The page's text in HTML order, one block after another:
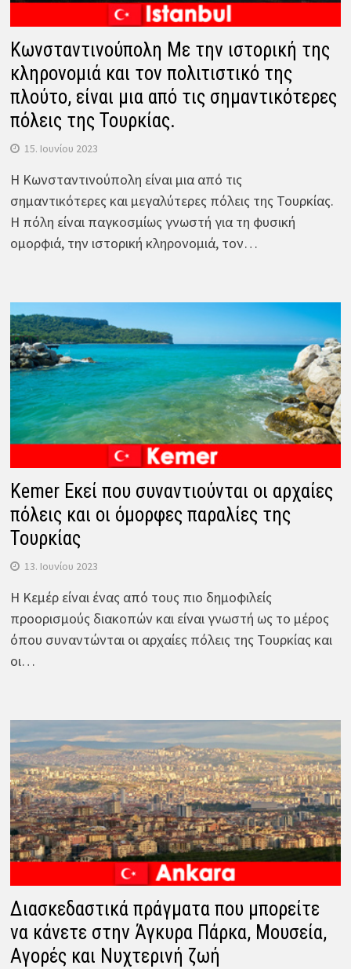
Κωνσταντινούπολη Με την ιστορική της
κληρονομιά και τον πολιτιστικό της
πλούτο, είναι μια από τις σημαντικότερες
πόλεις της Τουρκίας.
15. Ιουνίου 2023
Η Κωνσταντινούπολη είναι μια από τις
σημαντικότερες και μεγαλύτερες πόλεις της Τουρκίας.
Η πόλη είναι παγκοσμίως γνωστή για τη φυσική
ομορφιά, την ιστορική κληρονομιά, τον…
Kemer Εκεί που συναντιούνται οι αρχαίες
πόλεις και οι όμορφες παραλίες της
Τουρκίας
13. Ιουνίου 2023
Η Κεμέρ είναι ένας από τους πιο δημοφιλείς
προορισμούς διακοπών και είναι γνωστή ως το μέρος
όπου συναντώνται οι αρχαίες πόλεις της Τουρκίας και
οι…
Διασκεδαστικά πράγματα που μπορείτε
να κάνετε στην Άγκυρα Πάρκα, Μουσεία,
Αγορές και Νυχτερινή ζωή